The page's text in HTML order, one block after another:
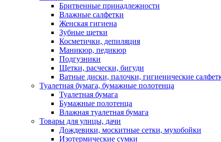
Бритвенные принадлежности
Влажные салфетки
Женская гигиена
Зубные щетки
Косметички, депиляция
Маникюр, педикюр
Подгузники
Щетки, расчески, бигуди
Ватные диски, палочки, гигиенические
Туалетная бумага, бумажные полотенца
Туалетная бумага
Бумажные полотенца
Влажная туалетная бумага
Товары для улицы, дачи
Дождевики, москитные сетки, мухобойки
Изотермические сумки